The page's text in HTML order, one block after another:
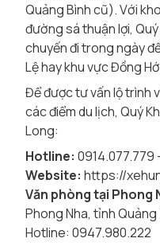
Quảng Bình cũ). Với
đường sá thuận lợi,
chuyến đi trong ngày
Lệ hay khu vực Đồng
Để được tư vấn lộ trình
các điểm du lịch, Quý
Long:
Hotline: 0914.077.779
Website: https://
Văn phòng tại Phong
Phong Nha, tỉnh
Hotline: 0947.980.222